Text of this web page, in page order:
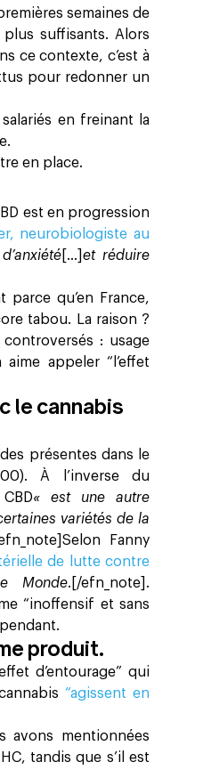
semaines de
suffisants. Alors
ce contexte, c’est à
pour redonner un
en freinant la
en place.
est en progression
neurobiologiste au
[…] et réduire
qu’en France,
tabou. La raison ?
: usage
appeler “l’effet
le cannabis
présentes dans le
À l’inverse du
« est une autre
variétés de la
Fanny
de lutte contre
Monde.[/efn_note].
“inoffensif et sans
produit.
d’entourage” qui
“agissent en
mentionnées
tandis que s’il est